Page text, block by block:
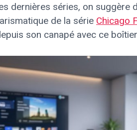
dernières séries, on suggère
de la série Chicago
son canapé avec ce